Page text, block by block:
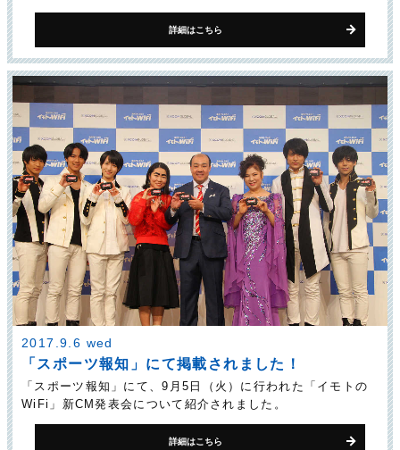
詳細はこちら
2017.9.6 wed
「スポーツ報知」にて掲載されました！
「スポーツ報知」にて、9月5日（火）に行われた「イモトの
WiFi」新CM発表会について紹介されました。
詳細はこちら